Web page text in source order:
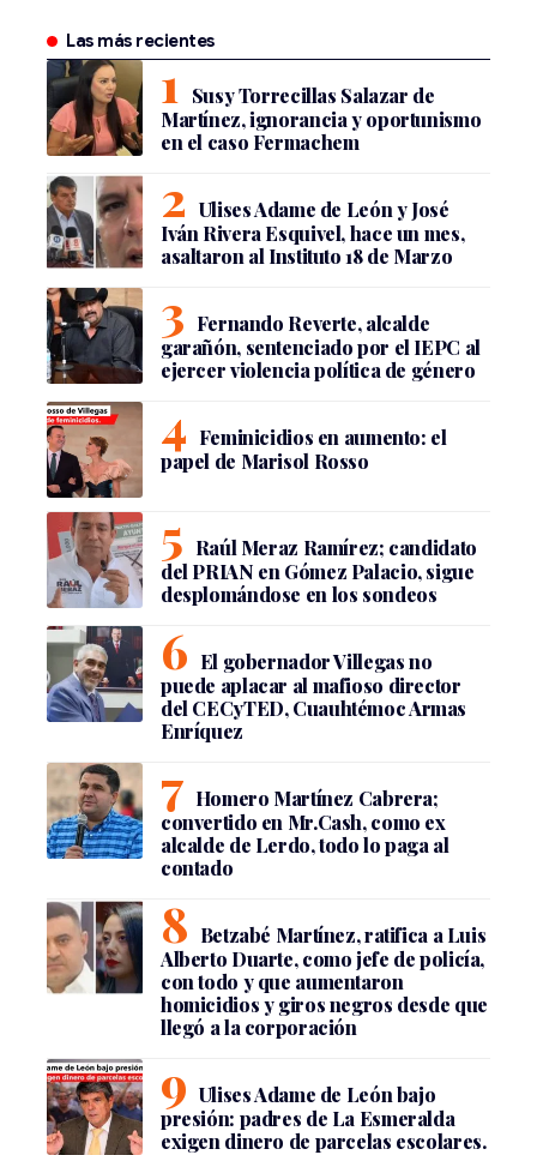
Las más recientes
Susy Torrecillas Salazar de
Martínez, ignorancia y oportunismo
en el caso Fermachem
Ulises Adame de León y José
Iván Rivera Esquivel, hace un mes,
asaltaron al Instituto 18 de Marzo
Fernando Reverte, alcalde
garañón, sentenciado por el IEPC al
ejercer violencia política de género
Feminicidios en aumento: el
papel de Marisol Rosso
Raúl Meraz Ramírez; candidato
del PRIAN en Gómez Palacio, sigue
desplomándose en los sondeos
El gobernador Villegas no
puede aplacar al mafioso director
del CECyTED, Cuauhtémoc Armas
Enríquez
Homero Martínez Cabrera;
convertido en Mr.Cash, como ex
alcalde de Lerdo, todo lo paga al
contado
Betzabé Martínez, ratifica a Luis
Alberto Duarte, como jefe de policía,
con todo y que aumentaron
homicidios y giros negros desde que
llegó a la corporación
Ulises Adame de León bajo
presión: padres de La Esmeralda
exigen dinero de parcelas escolares.